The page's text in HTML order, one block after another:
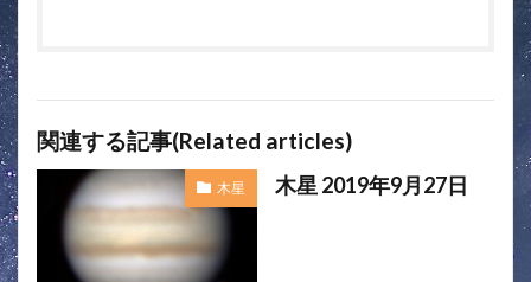
関連する記事(Related articles)
木星 木星 2019年9月27日